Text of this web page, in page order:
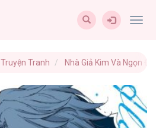
Truyện Tranh Nhà Giả Kim Và Ngọn